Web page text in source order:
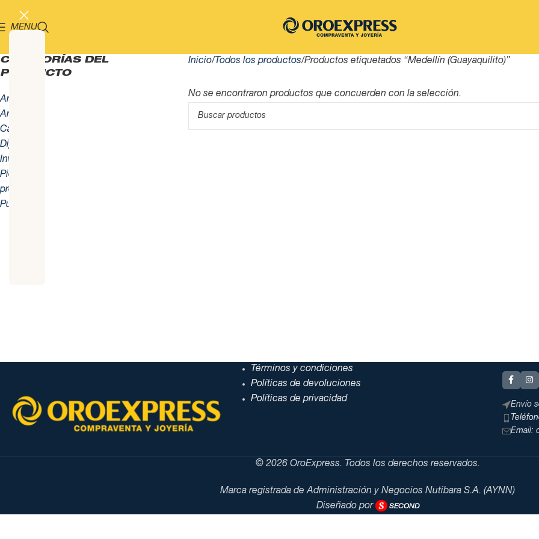
MENU
CATEGORÍAS DEL
PRODUCTO
Anillos
Aretes
Cadenas
Dijes
Inversión
Piercings
promo
Pulseras
Inicio Todos los productos Productos etiquetados “Medellín (Guayaquilito)”
No se encontraron productos que concuerden con la selección.
Términos y condiciones
Políticas de devoluciones
Políticas de privacidad
Envío
Email:
© 2026 OroExpress. Todos los derechos reservados.
Marca registrada de Administración y Negocios Nutibara S.A. (AYNN)
Diseñado por
SECOND